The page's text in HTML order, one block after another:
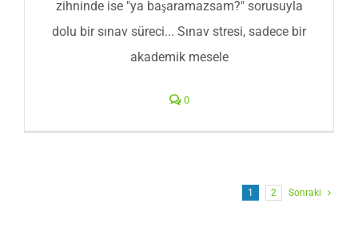
zihninde ise "ya başaramazsam?" sorusuyla
dolu bir sınav süreci... Sınav stresi, sadece bir
akademik mesele
0
1 2 Sonraki